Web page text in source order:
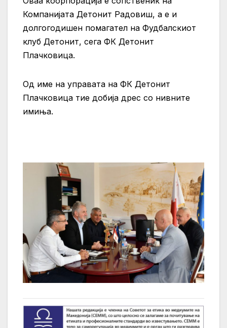
Компанијата Детонит Радовиш, а е и
долгогодишен помагател на Фудбалскиот
клуб Детонит, сега ФК Детонит
Плачковица.
Од име на управата на ФК Детонит
Плачковица тие добија дрес со нивните
имиња.